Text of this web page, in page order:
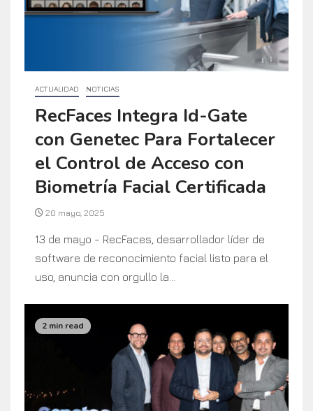
ACTUALIDAD NOTICIAS
RecFaces Integra Id-Gate
con Genetec Para Fortalecer
el Control de Acceso con
Biometría Facial Certificada
20 mayo, 2025
13 de mayo - RecFaces, desarrollador líder de
software de reconocimiento facial listo para el
uso, anuncia con orgullo la...
2 min read